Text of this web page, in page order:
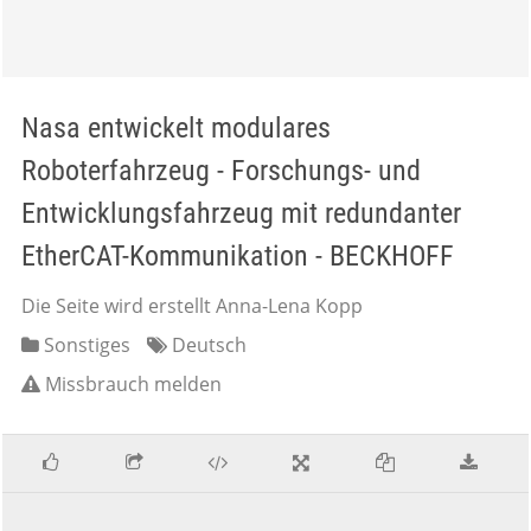
Nasa entwickelt modulares
Roboterfahrzeug - Forschungs- und
Entwicklungsfahrzeug mit redundanter
EtherCAT-Kommunikation - BECKHOFF
Die Seite wird erstellt Anna-Lena Kopp
Sonstiges
Deutsch
Missbrauch melden